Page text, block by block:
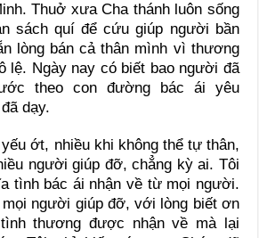
Thuở xưa Cha thánh luôn sống
sách quí để cứu giúp người bần
lòng bán cả thân mình vì thương
lệ. Ngày nay có biết bao người đã
theo con đường bác ái yêu
dạy.
ớt, nhiều khi không thể tự thân,
người giúp đỡ, chẳng kỳ ai. Tôi
tình bác ái nhận về từ mọi người.
người giúp đỡ, với lòng biết ơn
thương được nhận về mà lại